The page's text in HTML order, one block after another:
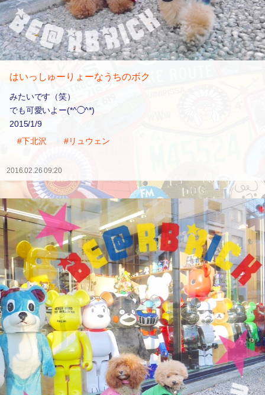
はいっしゅーりょーなうちのボク
みたいです（笑）
でも可愛いよー(*^◯^*)
2015/1/9
#下北沢
#リュウェン
2016.02.26 09:20